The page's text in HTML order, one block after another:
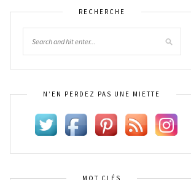
RECHERCHE
N’EN PERDEZ PAS UNE MIETTE
MOT CLÉS